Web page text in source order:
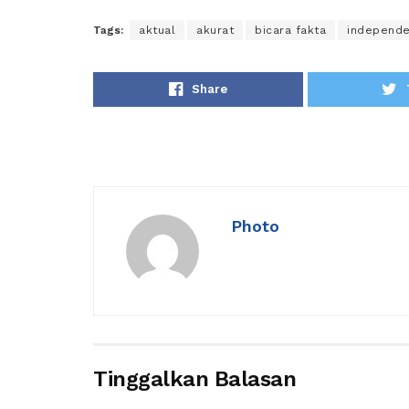
Tags: aktual akurat bicara fakta
Share
Photo
Tinggalkan Balasan